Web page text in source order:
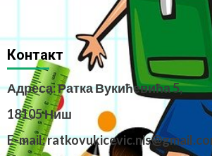
Контакт
Адреса: Ратка Вукићевића 5,
18105 Ниш
E-mail: